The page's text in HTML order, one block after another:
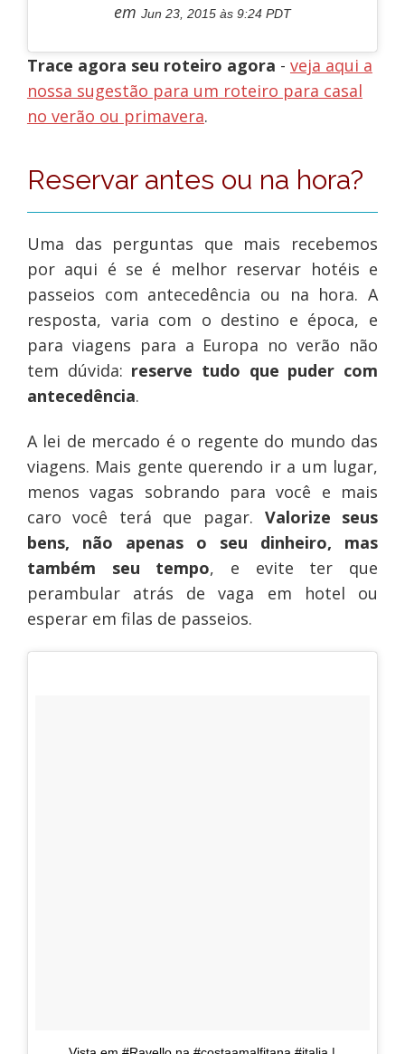
em Jun 23, 2015 às 9:24 PDT
Trace agora seu roteiro agora - veja aqui a
nossa sugestão para um roteiro para casal
no verão ou primavera.
Reservar antes ou na hora?
Uma das perguntas que mais recebemos
por aqui é se é melhor reservar hotéis e
passeios com antecedência ou na hora. A
resposta, varia com o destino e época, e
para viagens para a Europa no verão não
tem dúvida: reserve tudo que puder com
antecedência.
A lei de mercado é o regente do mundo das
viagens. Mais gente querendo ir a um lugar,
menos vagas sobrando para você e mais
caro você terá que pagar. Valorize seus
bens, não apenas o seu dinheiro, mas
também seu tempo, e evite ter que
perambular atrás de vaga em hotel ou
esperar em filas de passeios.